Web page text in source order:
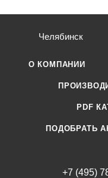
Челябинск
О КОМПАНИИ
PDF
ПОДОБРАТЬ
+7 (495)